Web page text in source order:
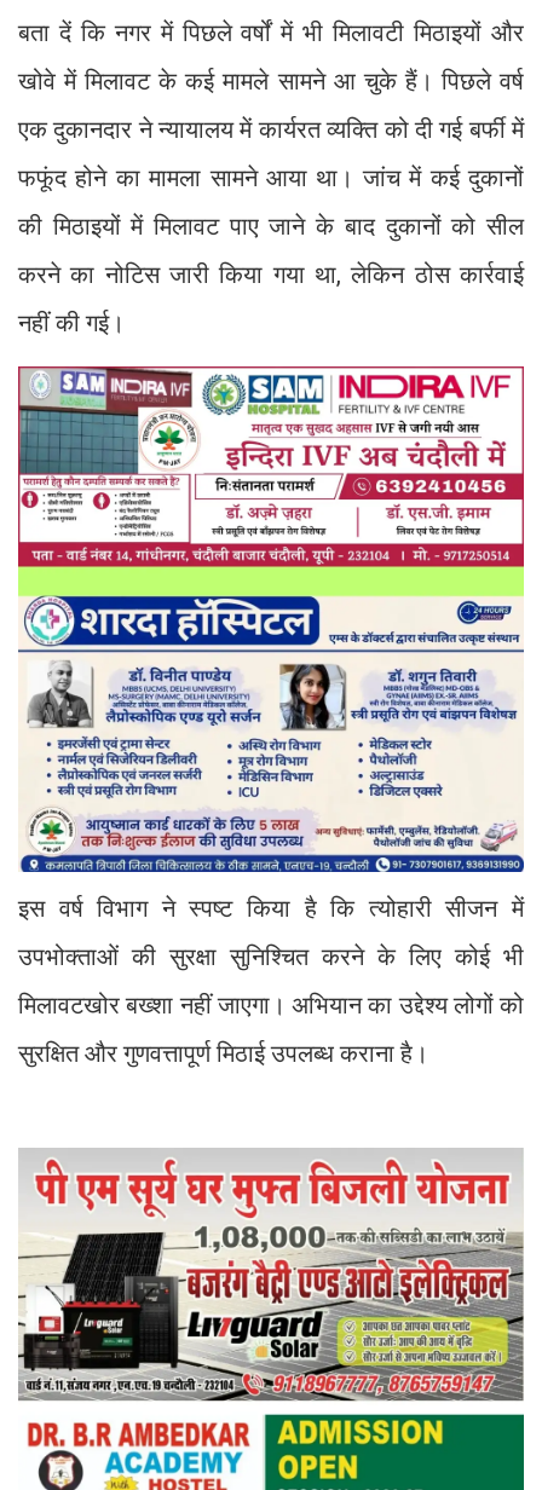
बता दें कि नगर में पिछले वर्षों में भी मिलावटी मिठाइयों और
खोवे में मिलावट के कई मामले सामने आ चुके हैं। पिछले वर्ष
एक दुकानदार ने न्यायालय में कार्यरत व्यक्ति को दी गई बर्फी में
फफूंद होने का मामला सामने आया था। जांच में कई दुकानों
की मिठाइयों में मिलावट पाए जाने के बाद दुकानों को सील
करने का नोटिस जारी किया गया था, लेकिन ठोस कार्रवाई
नहीं की गई।
इस वर्ष विभाग ने स्पष्ट किया है कि त्योहारी सीजन में
उपभोक्ताओं की सुरक्षा सुनिश्चित करने के लिए कोई भी
मिलावटखोर बख्शा नहीं जाएगा। अभियान का उद्देश्य लोगों को
सुरक्षित और गुणवत्तापूर्ण मिठाई उपलब्ध कराना है।